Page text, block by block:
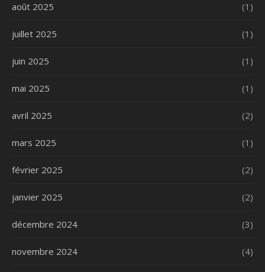
août 2025 (1)
juillet 2025 (1)
juin 2025 (1)
mai 2025 (1)
avril 2025 (2)
mars 2025 (1)
février 2025 (2)
janvier 2025 (2)
décembre 2024 (3)
novembre 2024 (4)